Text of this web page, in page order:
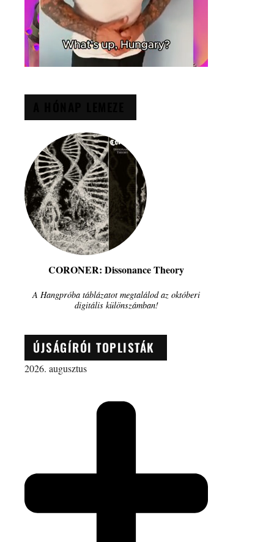
CORONER: Dissonance Theory
A Hangpróba táblázatot megtalálod az októberi
digitális különszámban!
ÚJSÁGÍRÓI TOPLISTÁK
2026. augusztus